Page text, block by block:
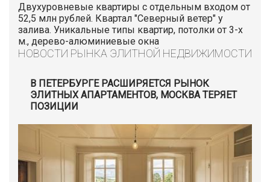
Двухуровневые квартиры с отдельным входом от
52,5 млн рублей. Квартал "Северный ветер" у
залива. Уникальные типы квартир, потолки от 3-х
м., дерево-алюминиевые окна
НОВОСТИ РЫНКА ЭЛИТНОЙ НЕДВИЖИМОСТИ
В ПЕТЕРБУРГЕ РАСШИРЯЕТСЯ РЫНОК
ЭЛИТНЫХ АПАРТАМЕНТОВ, МОСКВА ТЕРЯЕТ
ПОЗИЦИИ